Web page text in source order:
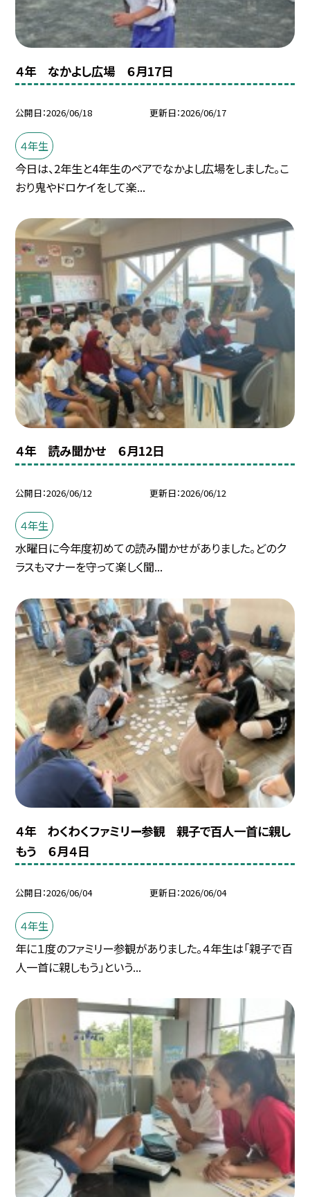
４年 なかよし広場 ６月17日
公開日 2026/06/18 更新日 2026/06/17
４年生
今日は、2年生と4年生のペアでなかよし広場をしました。こ
おり鬼やドロケイをして楽...
４年 読み聞かせ ６月12日
公開日 2026/06/12 更新日 2026/06/12
４年生
水曜日に今年度初めての読み聞かせがありました。どのク
ラスもマナーを守って楽しく聞...
４年 わくわくファミリー参観 親子で百人一首に親し
もう ６月４日
公開日 2026/06/04 更新日 2026/06/04
４年生
年に１度のファミリー参観がありました。４年生は「親子で百
人一首に親しもう」という...